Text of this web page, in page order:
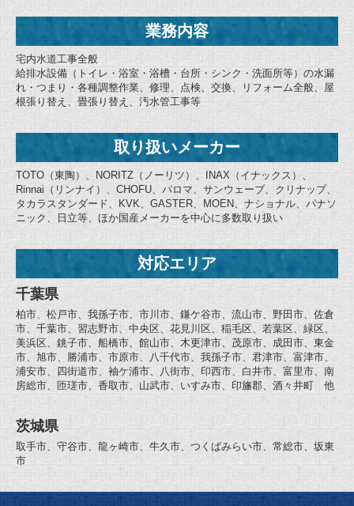
業務内容
宅内水道工事全般
給排水設備（トイレ・浴室・浴槽・台所・シンク・洗面所等）の水漏
れ・つまり・各種調整作業、修理、点検、交換、リフォーム全般、屋
根張り替え、畳張り替え、汚水管工事等
取り扱いメーカー
TOTO（東陶）、NORITZ（ノーリツ）、INAX（イナックス）、
Rinnai（リンナイ）、CHOFU、パロマ、サンウェーブ、クリナップ、
タカラスタンダード、KVK、GASTER、MOEN、ナショナル、パナソ
ニック、日立等、ほか国産メーカーを中心に多数取り扱い
対応エリア
千葉県
柏市、松戸市、我孫子市、市川市、鎌ケ谷市、流山市、野田市、佐倉
市、千葉市、習志野市、中央区、花見川区、稲毛区、若葉区、緑区、
美浜区、銚子市、船橋市、館山市、木更津市、茂原市、成田市、東金
市、旭市、勝浦市、市原市、八千代市、我孫子市、君津市、富津市、
浦安市、四街道市、袖ケ浦市、八街市、印西市、白井市、富里市、南
房総市、匝瑳市、香取市、山武市、いすみ市、印旛郡、酒々井町 他
茨城県
取手市、守谷市、龍ヶ崎市、牛久市、つくばみらい市、常総市、坂東
市